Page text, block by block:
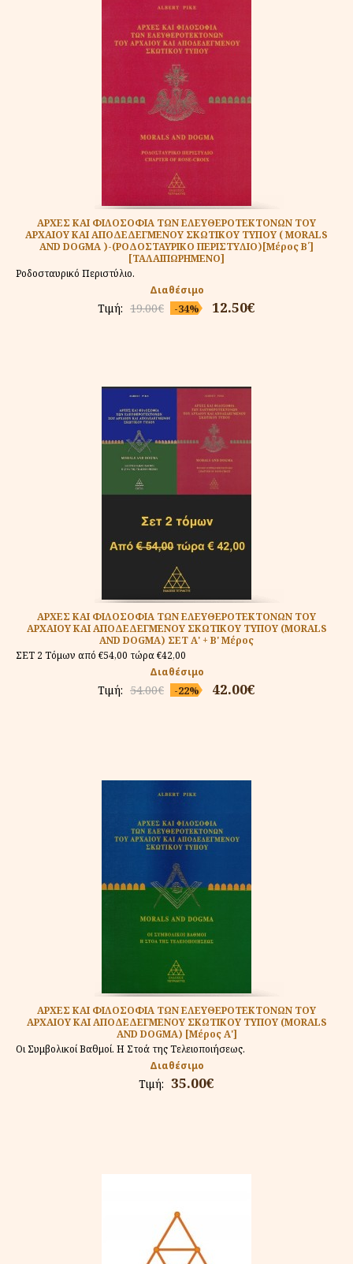
ΑΡΧΕΣ ΚΑΙ ΦΙΛΟΣΟΦΙΑ ΤΩΝ ΕΛΕΥΘΕΡΟΤΕΚΤΟΝΩΝ ΤΟΥ
ΑΡΧΑΙΟΥ ΚΑΙ ΑΠΟΔΕΔΕΓΜΕΝΟΥ ΣΚΩΤΙΚΟΥ ΤΥΠΟΥ ( MORALS
AND DOGMA )-(ΡΟΔΟΣΤΑΥΡΙΚΟ ΠΕΡΙΣΤΥΛΙΟ)[Μέρος Β΄]
[ΤΑΛΑΙΠΩΡΗΜΕΝΟ]
Ροδοσταυρικό Περιστύλιο.
Διαθέσιμο
Τιμή: 19.00€ -34% 12.50€
ΑΡΧΕΣ ΚΑΙ ΦΙΛΟΣΟΦΙΑ ΤΩΝ ΕΛΕΥΘΕΡΟΤΕΚΤΟΝΩΝ ΤΟΥ
ΑΡΧΑΙΟΥ ΚΑΙ ΑΠΟΔΕΔΕΓΜΕΝΟΥ ΣΚΩΤΙΚΟΥ ΤΥΠΟΥ (MORALS
AND DOGMA) ΣΕΤ Α' + Β' Μέρος
ΣΕΤ 2 Τόμων από €54,00 τώρα €42,00
Διαθέσιμο
Τιμή: 54.00€ -22% 42.00€
ΑΡΧΕΣ ΚΑΙ ΦΙΛΟΣΟΦΙΑ ΤΩΝ ΕΛΕΥΘΕΡΟΤΕΚΤΟΝΩΝ ΤΟΥ
ΑΡΧΑΙΟΥ ΚΑΙ ΑΠΟΔΕΔΕΓΜΕΝΟΥ ΣΚΩΤΙΚΟΥ ΤΥΠΟΥ (MORALS
AND DOGMA) [Μέρος Α']
Οι Συμβολικοί Βαθμοί. Η Στοά της Τελειοποιήσεως.
Διαθέσιμο
Τιμή: 35.00€